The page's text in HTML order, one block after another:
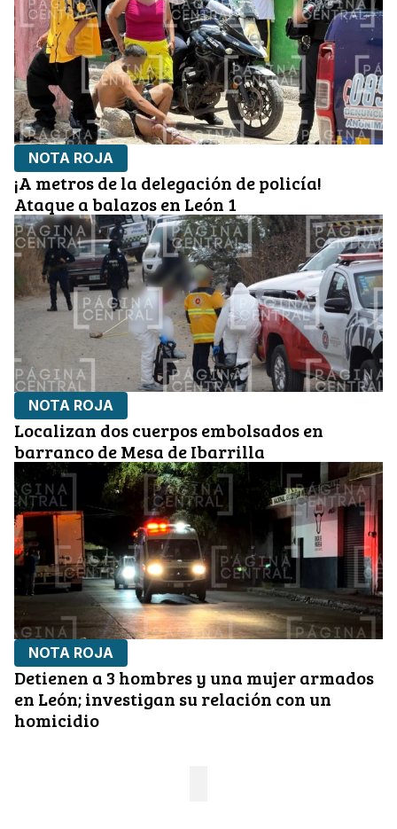
NOTA ROJA
¡A metros de la delegación de policía!
Ataque a balazos en León 1
NOTA ROJA
Localizan dos cuerpos embolsados en
barranco de Mesa de Ibarrilla
NOTA ROJA
Detienen a 3 hombres y una mujer armados
en León; investigan su relación con un
homicidio